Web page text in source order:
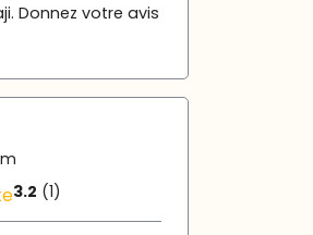
Donnez votre avis
3.2 (1)